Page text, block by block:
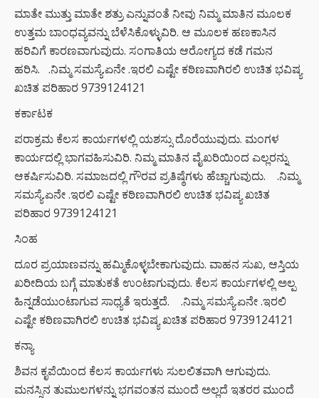
ಮಾತೇ ಮುತ್ತು ಮಾತೇ ಶತ್ರು ಎನ್ನುವಂತೆ ನೀವು ನಿಮ್ಮ ಮಾತಿನ ಮೂಲಕ
ಉತ್ತಮ ಬಾಂಧವ್ಯವನ್ನು ಬೆಳೆಸಿಕೊಳ್ಳುವಿರಿ. ಆ ಮೂಲಕ ಹಣಕಾಸಿನ
ಹರಿವಿಗೆ ಕಾರಣವಾಗುವುದು. ಸಂಗಾತಿಯ ಆರೋಗ್ಯದ ಕಡೆ ಗಮನ
ಹರಿಸಿ. .ನಿಮ್ಮ ಸಮಸ್ಯೆ.ಏನೇ .ಇರಲಿ ಎಷ್ಟೇ ಕಠಿಣವಾಗಿರಲಿ ಉಚಿತ ಭವಿಷ್ಯ
ಖಚಿತ ಪರಿಹಾರ 9739124121
ಕರ್ಕಾಟಕ
ಪರಾಕ್ರಮ ಕೆಲಸ ಕಾರ್ಯಗಳಲ್ಲಿ ಯಶಸ್ಸು ದೊರೆಯುವುದು. ಮಂಗಳ
ಕಾರ್ಯದಲ್ಲಿ ಭಾಗವಹಿಸುವಿರಿ. ನಿಮ್ಮ ಮಾತಿನ ವೈಖರಿಯಿಂದ ಎಲ್ಲರನ್ನು
ಆಕರ್ಷಿಸುವಿರಿ. ಸಮಾಜದಲ್ಲಿ ಗೌರವ ಪ್ರತಿಷ್ಠೆಗಳು ಹೆಚ್ಚಾಗುವುದು. .ನಿಮ್ಮ
ಸಮಸ್ಯೆ.ಏನೇ .ಇರಲಿ ಎಷ್ಟೇ ಕಠಿಣವಾಗಿರಲಿ ಉಚಿತ ಭವಿಷ್ಯ ಖಚಿತ
ಪರಿಹಾರ 9739124121
ಸಿಂಹ
ದೂರ ಪ್ರಯಾಣವನ್ನು ಹಮ್ಮಿಕೊಳ್ಳಬೇಕಾಗುವುದು. ವಾಹನ ಸುಖ, ಆಸ್ತಿಯ
ಖರೀದಿಯ ಬಗ್ಗೆ ಮಾತುಕತೆ ಉಂಟಾಗುವುದು. ಕೆಲಸ ಕಾರ್ಯಗಳಲ್ಲಿ ಅಲ್ಪ
ಹಿನ್ನಡೆಯುಂಟಾಗುವ ಸಾಧ್ಯತೆ ಇರುತ್ತದೆ. .ನಿಮ್ಮ ಸಮಸ್ಯೆ.ಏನೇ .ಇರಲಿ
ಎಷ್ಟೇ ಕಠಿಣವಾಗಿರಲಿ ಉಚಿತ ಭವಿಷ್ಯ ಖಚಿತ ಪರಿಹಾರ 9739124121
ಕನ್ಯಾ
ಶಿವನ ಕೃಪೆಯಿಂದ ಕೆಲಸ ಕಾರ್ಯಗಳು ಸುಲಲಿತವಾಗಿ ಆಗುವುದು.
ಮನಸ್ಸಿನ ತುಮುಲಗಳನ್ನು ಭಗವಂತನ ಮುಂದೆ ಅಲ್ಲದೆ ಇತರರ ಮುಂದೆ